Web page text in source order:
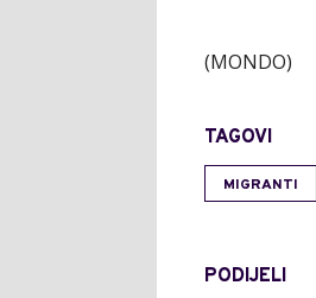
(MONDO)
TAGOVI
MIGRANTI
PODIJELI